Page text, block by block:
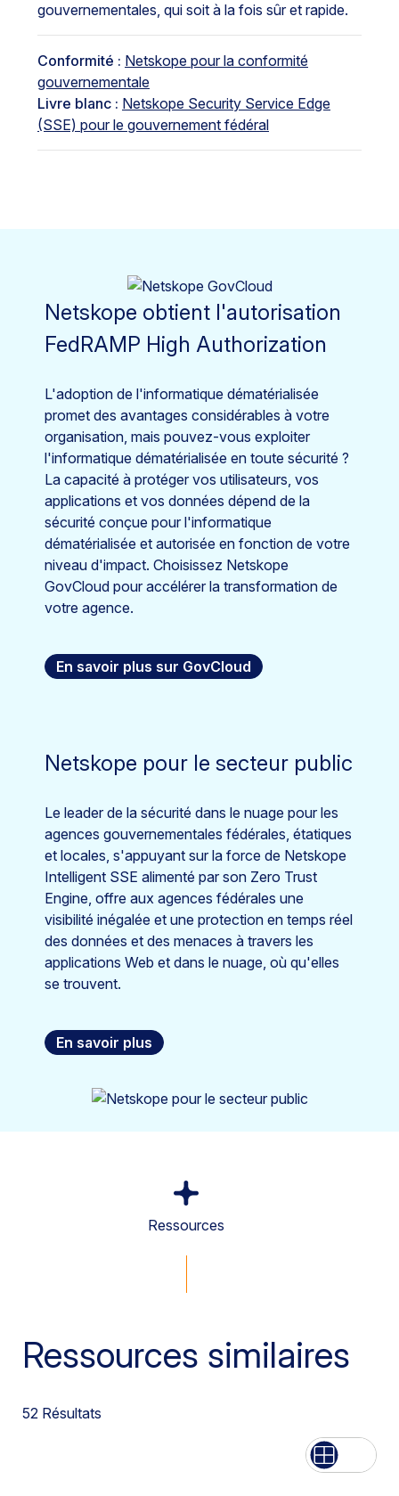
gouvernementales, qui soit à la fois sûr et rapide.
Conformité : Netskope pour la conformité
gouvernementale
Livre blanc : Netskope Security Service Edge
(SSE) pour le gouvernement fédéral
Netskope obtient l'autorisation
FedRAMP High Authorization
L'adoption de l'informatique dématérialisée
promet des avantages considérables à votre
organisation, mais pouvez-vous exploiter
l'informatique dématérialisée en toute sécurité ?
La capacité à protéger vos utilisateurs, vos
applications et vos données dépend de la
sécurité conçue pour l'informatique
dématérialisée et autorisée en fonction de votre
niveau d'impact. Choisissez Netskope
GovCloud pour accélérer la transformation de
votre agence.
En savoir plus sur GovCloud
Netskope pour le secteur public
Le leader de la sécurité dans le nuage pour les
agences gouvernementales fédérales, étatiques
et locales, s'appuyant sur la force de Netskope
Intelligent SSE alimenté par son Zero Trust
Engine, offre aux agences fédérales une
visibilité inégalée et une protection en temps réel
des données et des menaces à travers les
applications Web et dans le nuage, où qu'elles
se trouvent.
En savoir plus
Ressources
Ressources similaires
52 Résultats
Liste Grille